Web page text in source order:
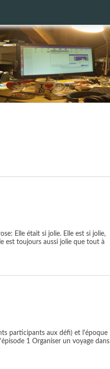
Elle était si jolie. Elle est si jolie,
est toujours aussi jolie que tout à
participants aux défi) et l'époque
1 Organiser un voyage dans